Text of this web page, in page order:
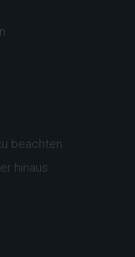
beachten
hinaus